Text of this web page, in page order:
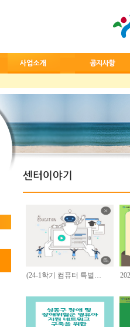
(24-1학기 컴퓨터 특별…